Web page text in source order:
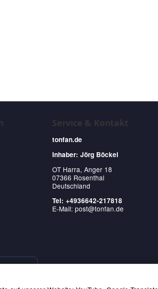
Service & Kontakt
tonfan.de
Inhaber: Jörg Böckel
OT Harra, Anger 18
07366 Rosenthal
Deutschland
Tel: +4936642-217818
E-Mail: post@tonfan.de